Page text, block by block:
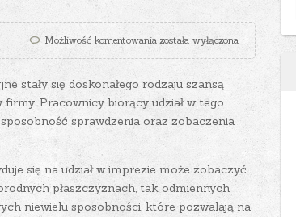
Możliwość komentowaniaOrganizacja imprez w plenerze
została wyłączona
stały się doskonałego rodzaju szansą
Pracownicy biorący udział w tego
sprawdzenia oraz zobaczenia
się na udział w imprezie może zobaczyć
płaszczyznach, tak odmiennych
niewielu sposobności, które pozwalają na